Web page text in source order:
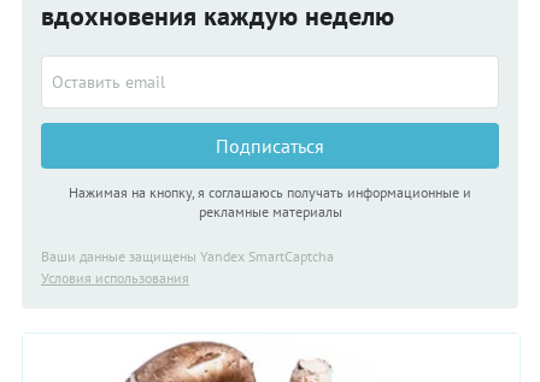
вдохновения каждую неделю
Подписаться
Нажимая на кнопку, я соглашаюсь получать информационные и
рекламные материалы
Ваши данные защищены Yandex SmartCaptcha
Условия использования